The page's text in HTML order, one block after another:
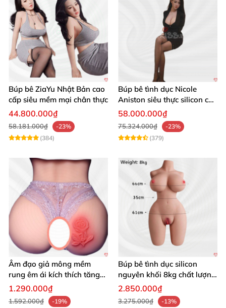
Búp bê ZiaYu Nhật Bản cao
cấp siêu mềm mại chân thực
44.800.000₫
58.181.000₫
-23%
(384)
Búp bê tình dục Nicole
Aniston siêu thực silicon cao
cấp giá tốt
58.000.000₫
75.324.000₫
-23%
(379)
Âm đạo giả mông mềm
rung êm ái kích thích tăng
khoái cảm
1.290.000₫
1.592.000₫
-19%
Búp bê tình dục silicon
nguyên khối 8kg chất lượng
cao hấp dẫn
2.850.000₫
3.275.000₫
-13%